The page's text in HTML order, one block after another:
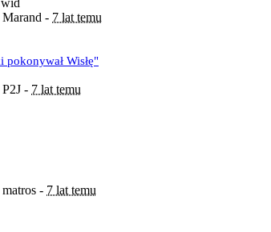
Marand - 7 lat temu
Wisłę"
- 7 lat temu
- 7 lat temu